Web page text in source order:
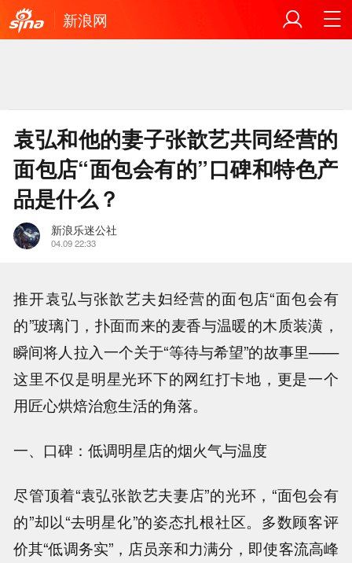
新浪网
袁弘和他的妻子张歆艺共同经营的
面包店“面包会有的”口碑和特色产
品是什么？
新浪乐迷公社
04.09 22:33
推开袁弘与张歆艺夫妇经营的面包店“面包会有
的”玻璃门，扑面而来的麦香与温暖的木质装潢，
瞬间将人拉入一个关于“等待与希望”的故事里——
这里不仅是明星光环下的网红打卡地，更是一个
用匠心烘焙治愈生活的角落。
一、口碑：低调明星店的烟火气与温度
尽管顶着“袁弘张歆艺夫妻店”的光环，“面包会有
的”却以“去明星化”的姿态扎根社区。多数顾客评
价其“低调务实”，店员亲和力满分，即使客流高峰